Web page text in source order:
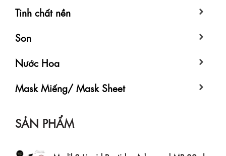
Tinh chất nền
Son
Nước Hoa
Mask Miếng/ Mask Sheet
SẢN PHẨM